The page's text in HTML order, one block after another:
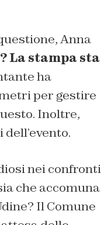
Anna
La stampa sta
ha
per gestire
Inoltre,
nei confronti
che accomuna
Il Comune